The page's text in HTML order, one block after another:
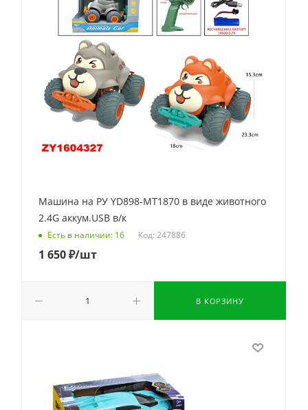
Машина на РУ YD898-MT1870 в виде животного
2.4G аккум.USB в/к
Есть в наличии: 16 Код: 247886
1 650₽/шт
В КОРЗИНУ